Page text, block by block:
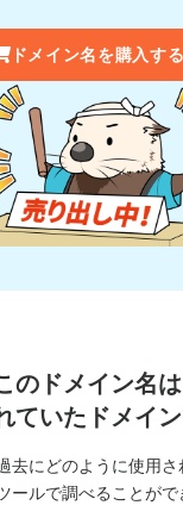
ドメイン名を購入する
のドメイン名は
ていたドメイ
去にどのように使用
ールで調べることがで